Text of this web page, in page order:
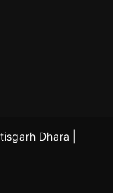
Dhara |